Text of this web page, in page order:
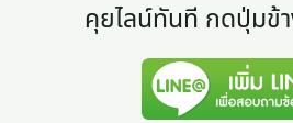
คุยไลน์ทันที กดปุ่มข้า